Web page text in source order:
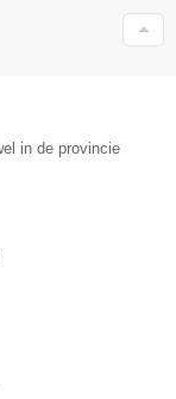
in de provincie